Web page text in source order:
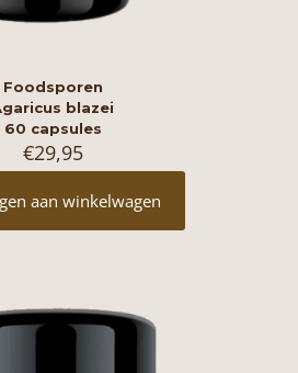
Foodsporen
blazei
60 capsules
€29,95
aan winkelwagen